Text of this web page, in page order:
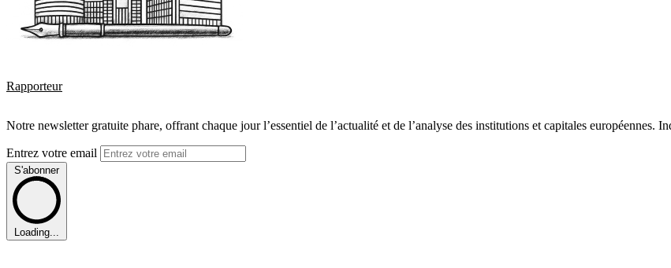
Rapporteur
Notre newsletter gratuite phare, offrant chaque jour l’essentiel de l’actualité et de l’analyse des institutions et capitales européennes.
Entrez votre email
S'abonner
Loading...